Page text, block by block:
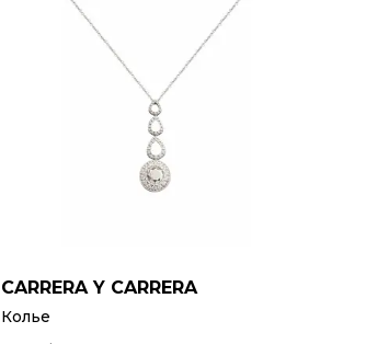
CARRERA Y CARRERA
Колье